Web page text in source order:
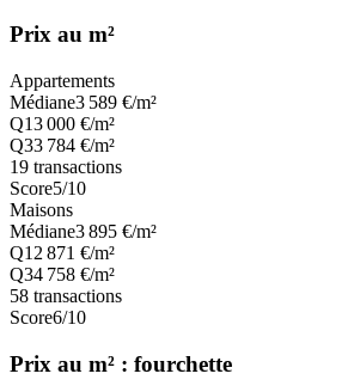
Prix au m²
Appartements
Médiane3 589 €/m²
Q13 000 €/m²
Q33 784 €/m²
19 transactions
Score5/10
Maisons
Médiane3 895 €/m²
Q1 2 871 €/m²
Q34 758 €/m²
58 transactions
Score6/10
Prix au m² : fourchette